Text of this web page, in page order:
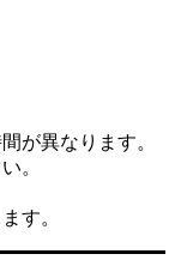
が異なります。
。
す。